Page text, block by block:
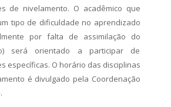
de nivelamento. O acadêmico que
tipo de dificuldade no aprendizado
por falta de assimilação do
será orientado a participar de
específicas. O horário das disciplinas
é divulgado pela Coordenação